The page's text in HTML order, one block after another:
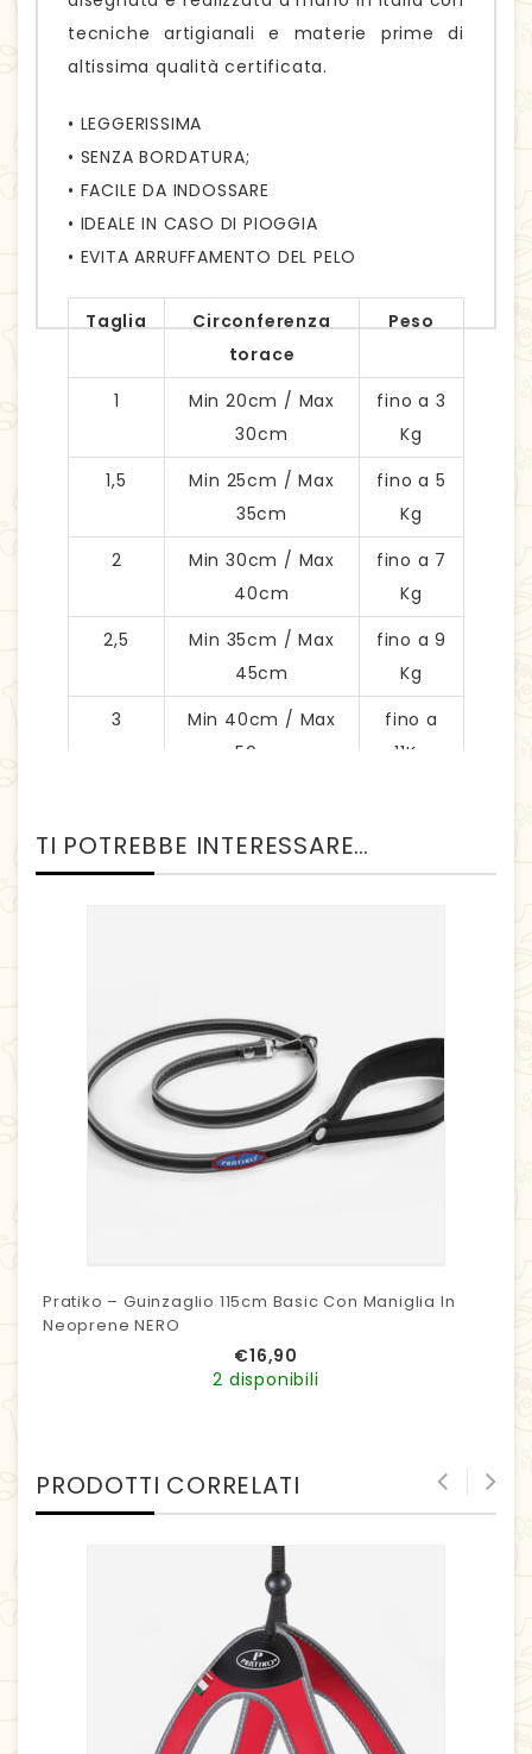
tecniche artigianali e materie prime di
altissima qualità certificata.
• LEGGERISSIMA
• SENZA BORDATURA;
• FACILE DA INDOSSARE
• IDEALE IN CASO DI PIOGGIA
• EVITA ARRUFFAMENTO DEL PELO
Taglia
Circonferenza
torace
Peso
1
Min 20cm / Max
30cm
fino a 3
Kg
1,5
Min 25cm / Max
35cm
fino a 5
Kg
2
Min 30cm / Max
40cm
fino a 7
Kg
2,5
Min 35cm / Max
45cm
fino a 9
Kg
3
Min 40cm / Max
50cm
fino a
11Kg
55cm
TI POTREBBE INTERESSARE…
Pratiko – Guinzaglio 115cm Basic Con Maniglia In
Neoprene NERO
€16,90
2 disponibili
PRODOTTI CORRELATI